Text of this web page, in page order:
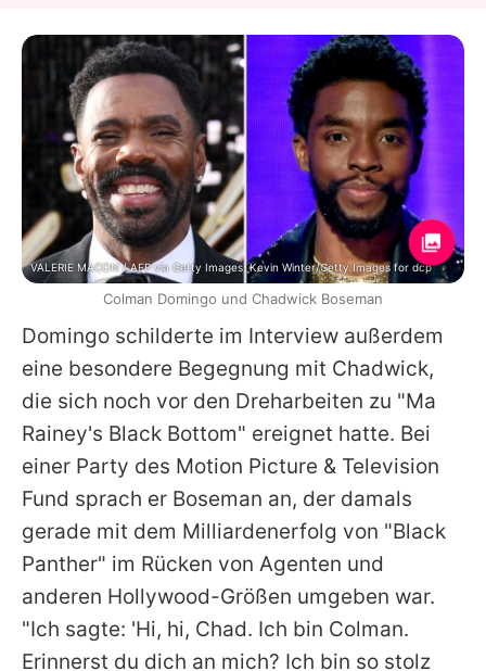
Domingo schilderte im Interview außerdem
eine besondere Begegnung mit Chadwick,
die sich noch vor den Dreharbeiten zu "Ma
Rainey's Black Bottom" ereignet hatte. Bei
einer Party des Motion Picture & Television
Fund sprach er Boseman an, der damals
gerade mit dem Milliardenerfolg von "Black
Panther" im Rücken von Agenten und
anderen Hollywood-Größen umgeben war.
"Ich sagte: 'Hi, hi, Chad. Ich bin Colman.
Erinnerst du dich an mich? Ich bin so stolz
VALERIE MACON / AFP via Getty Images, Kevin Winter/Getty Images for dcp
Colman Domingo und Chadwick Boseman